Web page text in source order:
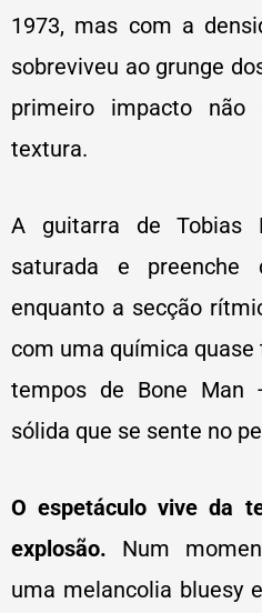
1973, mas com a
sobreviveu ao grunge
primeiro impacto
textura.
A guitarra de Tobias
saturada e preenche
enquanto a secção
com uma química
tempos de Bone Man
sólida que se sente no
O espetáculo vive da
explosão. Num
uma melancolia bluesy